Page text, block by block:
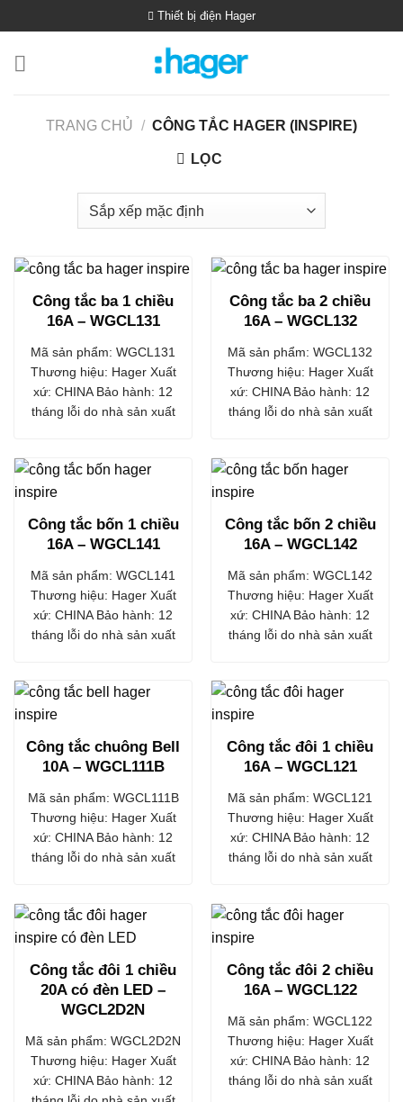
qua
nội
Thiết bị điện Hager
TRANG CHỦ / CÔNG TẮC HAGER (INSPIRE)
LỌC
Công tắc ba 1 chiều
16A – WGCL131
Mã sản phẩm: WGCL131
Thương hiệu: Hager Xuất
xứ: CHINA Bảo hành: 12
tháng lỗi do nhà sản xuất
Công tắc ba 2 chiều
16A – WGCL132
Mã sản phẩm: WGCL132
Thương hiệu: Hager Xuất
xứ: CHINA Bảo hành: 12
tháng lỗi do nhà sản xuất
Công tắc bốn 1 chiều
16A – WGCL141
Mã sản phẩm: WGCL141
Thương hiệu: Hager Xuất
xứ: CHINA Bảo hành: 12
tháng lỗi do nhà sản xuất
Công tắc bốn 2 chiều
16A – WGCL142
Mã sản phẩm: WGCL142
Thương hiệu: Hager Xuất
xứ: CHINA Bảo hành: 12
tháng lỗi do nhà sản xuất
Công tắc chuông Bell
10A – WGCL111B
Mã sản phẩm: WGCL111B
Thương hiệu: Hager Xuất
xứ: CHINA Bảo hành: 12
tháng lỗi do nhà sản xuất
Công tắc đôi 1 chiều
16A – WGCL121
Mã sản phẩm: WGCL121
Thương hiệu: Hager Xuất
xứ: CHINA Bảo hành: 12
tháng lỗi do nhà sản xuất
Công tắc đôi 1 chiều
20A có đèn LED –
WGCL2D2N
Mã sản phẩm: WGCL2D2N
Thương hiệu: Hager Xuất
xứ: CHINA Bảo hành: 12
Công tắc đôi 2 chiều
16A – WGCL122
Mã sản phẩm: WGCL122
Thương hiệu: Hager Xuất
xứ: CHINA Bảo hành: 12
tháng lỗi do nhà sản xuất